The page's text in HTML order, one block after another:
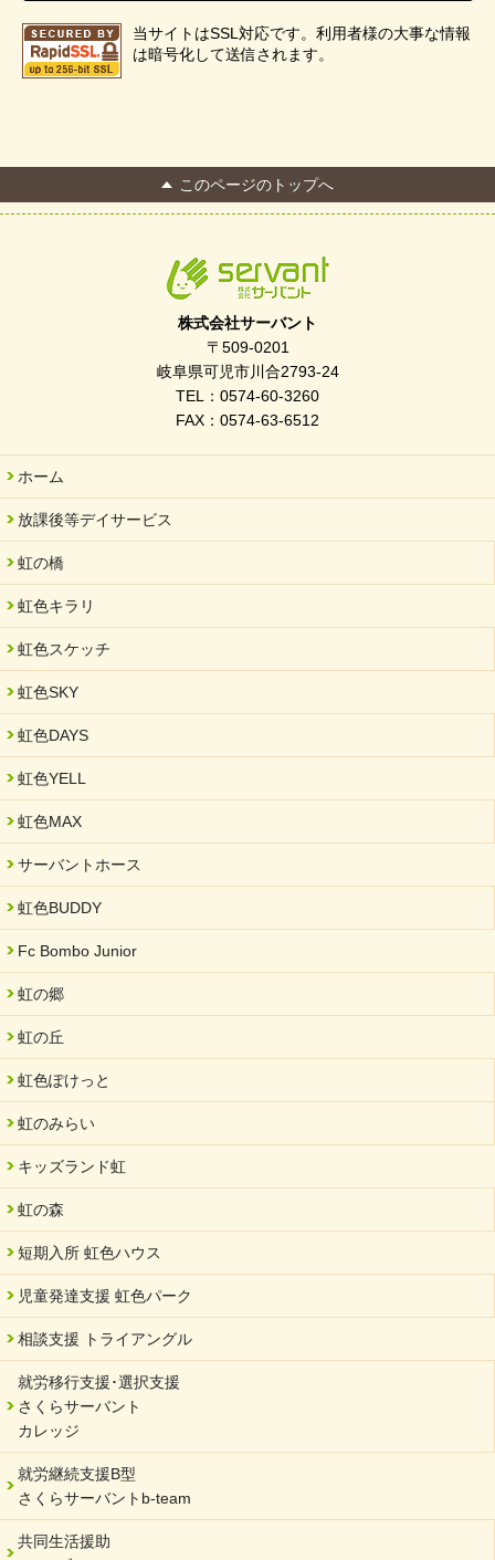
当サイトはSSL対応です。利用者様の大事な情報
は暗号化して送信されます。
このページのトップへ
株式会社サーバント
〒509-0201
岐阜県可児市川合2793-24
TEL：0574-60-3260
FAX：0574-63-6512
ホーム
放課後等デイサービス
虹の橋
虹色キラリ
虹色スケッチ
虹色SKY
虹色DAYS
虹色YELL
虹色MAX
サーバントホース
虹色BUDDY
Fc Bombo Junior
虹の郷
虹の丘
虹色ぽけっと
虹のみらい
キッズランド虹
虹の森
短期入所 虹色ハウス
児童発達支援 虹色パーク
相談支援 トライアングル
就労移行支援･選択支援
さくらサーバント
カレッジ
就労継続支援B型
さくらサーバントb-team
共同生活援助